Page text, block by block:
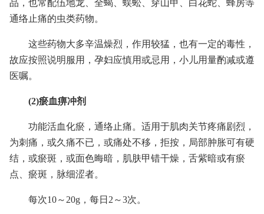
品，也常配伍地龙、全蝎、蜈蚣、穿山甲、白花蛇、蜂房等
通络止痛的虫类药物。
这些药物大多辛温燥烈，作用较猛，也有一定的毒性，
故应按照说明服用，孕妇应慎用或忌用，小儿用量酌减或遵
医嘱。
(2)瘀血痹冲剂
功能活血化瘀，通络止痛。适用于肌肉关节疼痛剧烈，
为刺痛，或久痛不已，或痛处不移，拒按，局部肿胀可有硬
结，或瘀斑，或面色晦暗，肌肤甲错干燥，舌紫暗或有瘀
点、瘀斑，脉细涩者。
每次10～20g，每日2～3次。